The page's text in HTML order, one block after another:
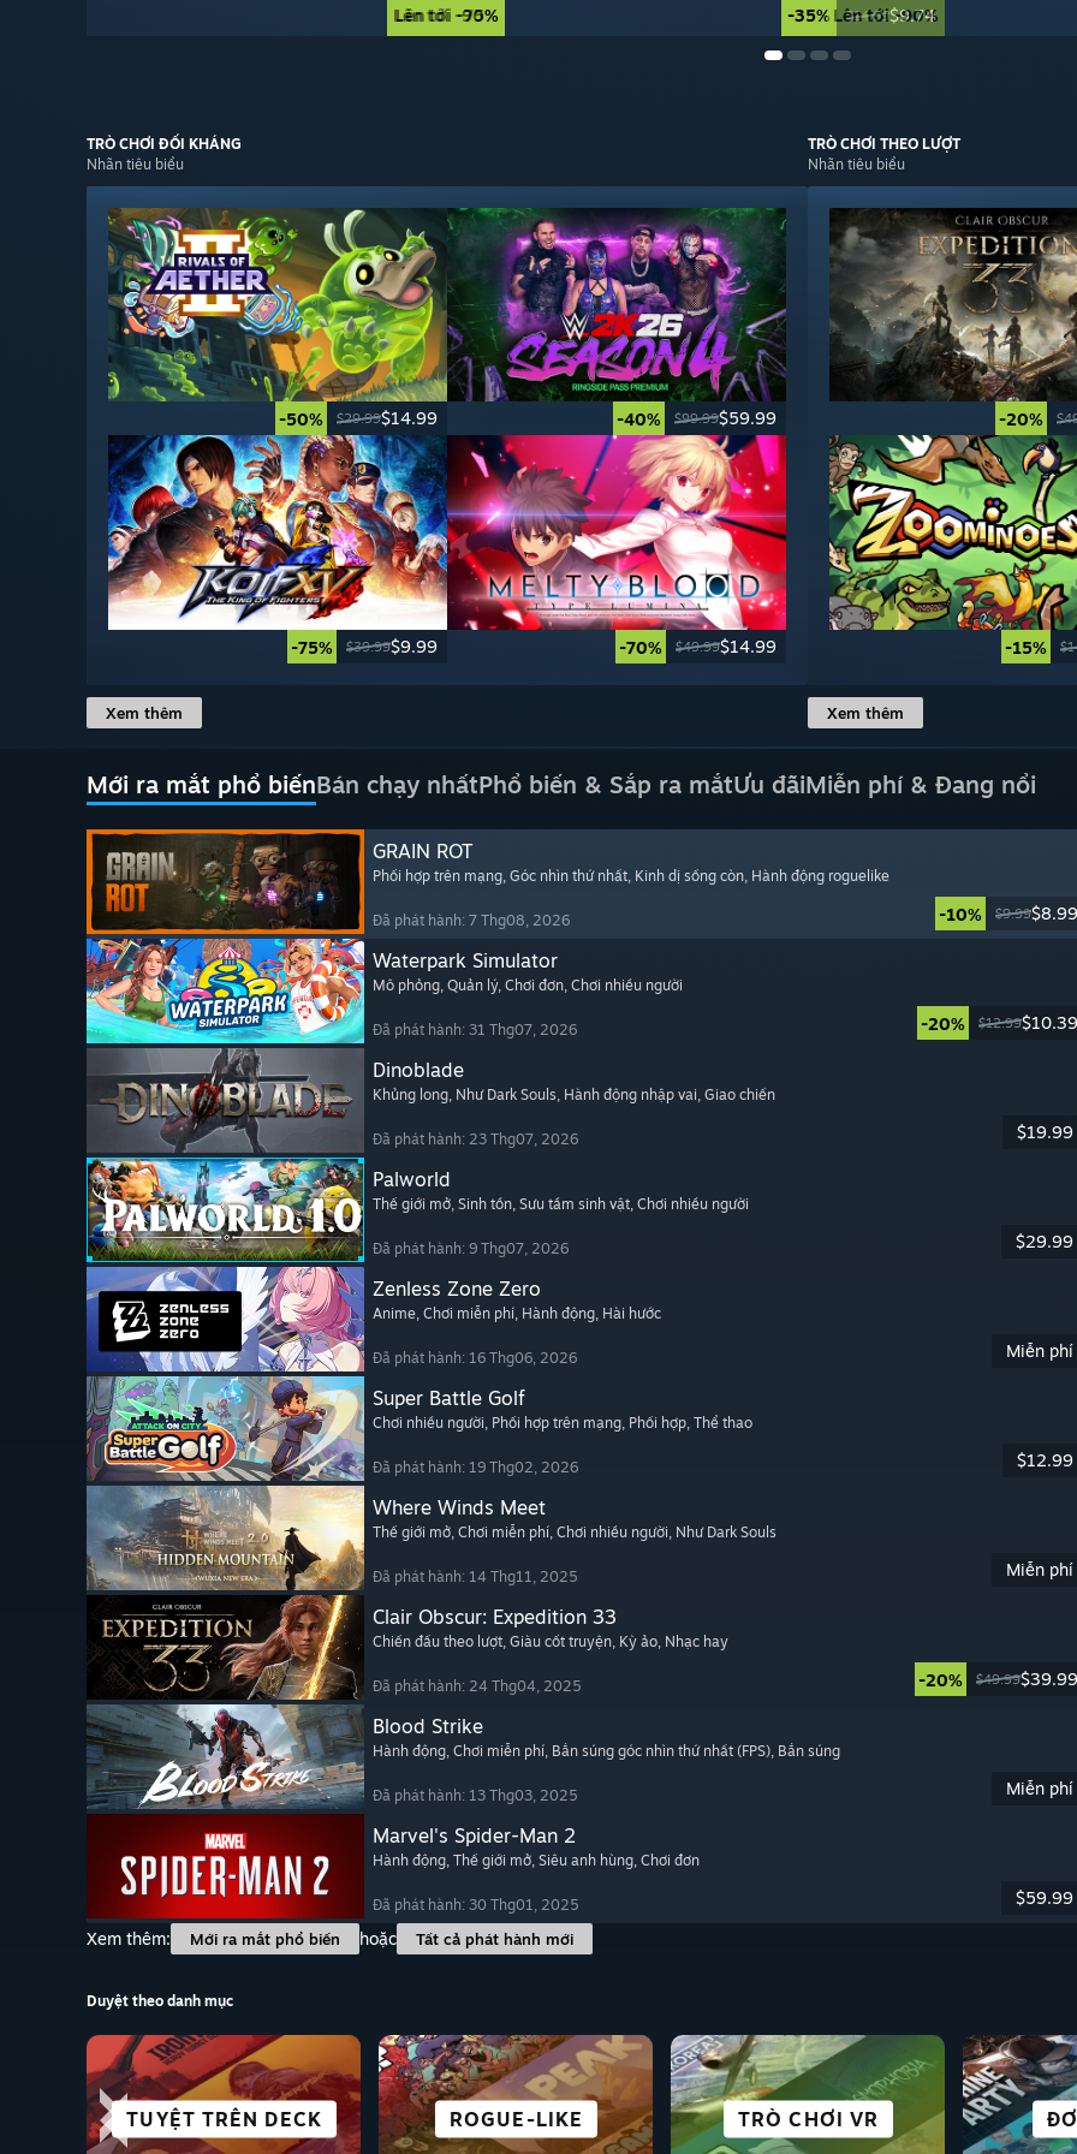
Lên tới -90% -35% $14.99$9.74
Lên tới -75% Lên tới -90%
TRÒ CHƠI ĐỐI KHÁNG
Nhãn tiêu biểu
-50% $29.99$14.99 -40% $99.99$59.99
-75% $39.99$9.99 -70% $49.99$14.99
Xem thêm
TRÒ CHƠI THEO LƯỢT
Nhãn tiêu biểu
-20%
-15%
Xem thêm
Mới ra mắt phổ biếnBán chạy nhấtPhổ biến & Sắp ra mắtƯu đãiMiễn phí & Đang nổi
GRAIN ROT
Phối hợp trên mạng, Góc nhìn thứ nhất, Kinh dị sống còn, Hành động roguelike
Đã phát hành: 7 Thg08, 2026 -10% $9.99$8.99
Waterpark Simulator
Mô phỏng, Quản lý, Chơi đơn, Chơi nhiều người
Đã phát hành: 31 Thg07, 2026 -20% $12.99$10.39
Dinoblade
Khủng long, Như Dark Souls, Hành động nhập vai, Giao chiến
Đã phát hành: 23 Thg07, 2026 $19.99
Palworld
Thế giới mở, Sinh tồn, Sưu tầm sinh vật, Chơi nhiều người
Đã phát hành: 9 Thg07, 2026 $29.99
Zenless Zone Zero
Anime, Chơi miễn phí, Hành động, Hài hước
Đã phát hành: 16 Thg06, 2026 Miễn phí
Super Battle Golf
Chơi nhiều người, Phối hợp trên mạng, Phối hợp, Thể thao
Đã phát hành: 19 Thg02, 2026 $12.99
Where Winds Meet
Thế giới mở, Chơi miễn phí, Chơi nhiều người, Như Dark Souls
Đã phát hành: 14 Thg11, 2025 Miễn phí
Clair Obscur: Expedition 33
Chiến đấu theo lượt, Giàu cốt truyện, Kỳ ảo, Nhạc hay
Đã phát hành: 24 Thg04, 2025 -20% $49.99$39.99
Blood Strike
Hành động, Chơi miễn phí, Bắn súng góc nhìn thứ nhất (FPS), Bắn súng
Đã phát hành: 13 Thg03, 2025 Miễn phí
Marvel's Spider-Man 2
Hành động, Thế giới mở, Siêu anh hùng, Chơi đơn
Đã phát hành: 30 Thg01, 2025
$59.99
Xem thêm:
Mới ra mắt phổ biến hoặc Tất cả phát hành mới
Duyệt theo danh mục
TUYỆT TRÊN DECK ROGUE-LIKE TRÒ CHƠI VR
ANIME NHẬP VAI
THÀNH PHỐ & LẬP
CƯ
PHIÊU LƯU CHƠI MIỄN PHÍ PHỐI HỢP THẾ
VISUAL NOVEL
KHOA HỌC VIỄN
TƯỞNG &
CYBERPUNK
SINH TỒN